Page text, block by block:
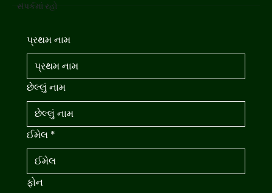
સંપર્કમાં રહો
પ્રથમ નામ
છેલ્લું નામ
ઈમેલ *
ફોન